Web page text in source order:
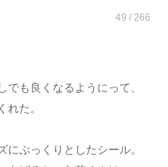
49 / 266
も良くなるようにって、
た。
ぷっくりとしたシール。